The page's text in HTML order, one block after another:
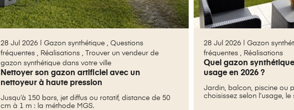
28 Jul 2026 | Gazon synthétique
Questions
fréquentes
Réalisations
Trouver un vendeur de
gazon synthétique dans votre ville
Nettoyer son gazon artificiel avec un
nettoyeur à haute pression
Jusqu’à 150 bars, jet diffus ou rotatif, distance de 50
cm à 1 m : la méthode MGS.
28 Jul 2026 | Gazon
fréquentes
Réalisations
Quel gazon
usage en 2026 ?
Jardin, balcon, piscine ou
choisissez selon l’usage,